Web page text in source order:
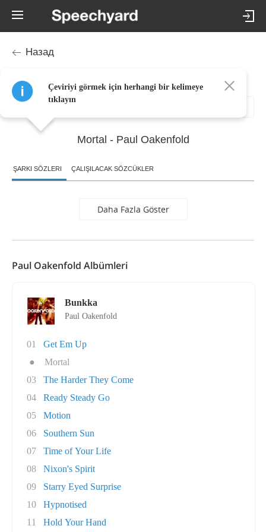
Назад
Mortal - Paul Oakenfold
ŞARKI SÖZLERI ÇALIŞILACAK SÖZCÜKLER
Daha Fazla Göster
Çeviriyi görmek için herhangi bir kelimeye
tıklayın
Paul Oakenfold Albümleri
Bunkka
Paul Oakenfold
01
Get Em Up
●
Mortal
03
The Harder They Come
04
Ready Steady Go
05
Motion
06
Southern Sun
07
Time of Your Life
08
Nixon's Spirit
09
Starry Eyed Surprise
10
Hypnotised
11
Hold Your Hand